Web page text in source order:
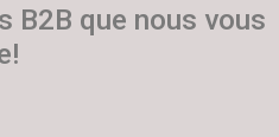
B2B que nous vous